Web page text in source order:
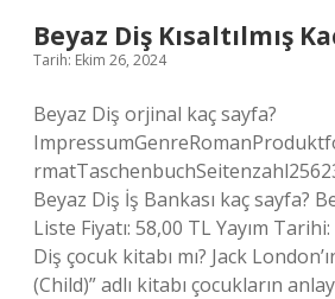
Beyaz Diş Kısaltılmış
Tarih: Ekim 26, 2024
Beyaz Diş orjinal kaç sayfa?
Beyaz Diş İş Bankası kaç sayfa?
Liste Fiyatı: 58,00 TL Yayım
Diş çocuk kitabı mı? Jack
(Child)” adlı kitabı çocukların